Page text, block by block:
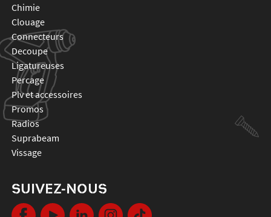
chimie
clouage
connecteurs
decoupe
ligatureuses
percage
plv et accessoires
promos
radios
suprabeam
vissage
SUIVEZ-NOUS